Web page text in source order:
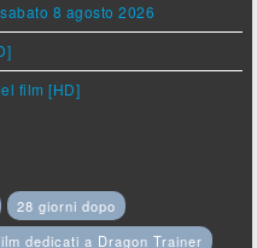
8 agosto 2026
film [HD]
28 giorni dopo
dedicati a Dragon Trainer